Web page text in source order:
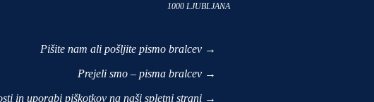
1000 LJUBLJANA
Pišite nam ali pošljite pismo bralcev →
Prejeli smo – pisma bralcev →
in uporabi piškotkov na naši spletni strani →